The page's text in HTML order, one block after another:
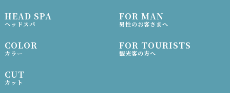
HEAD SPA
ヘッドスパ
COLOR
カラー
CUT
カット
FOR MAN
男性のお客さまへ
FOR TOURISTS
観光客の方へ